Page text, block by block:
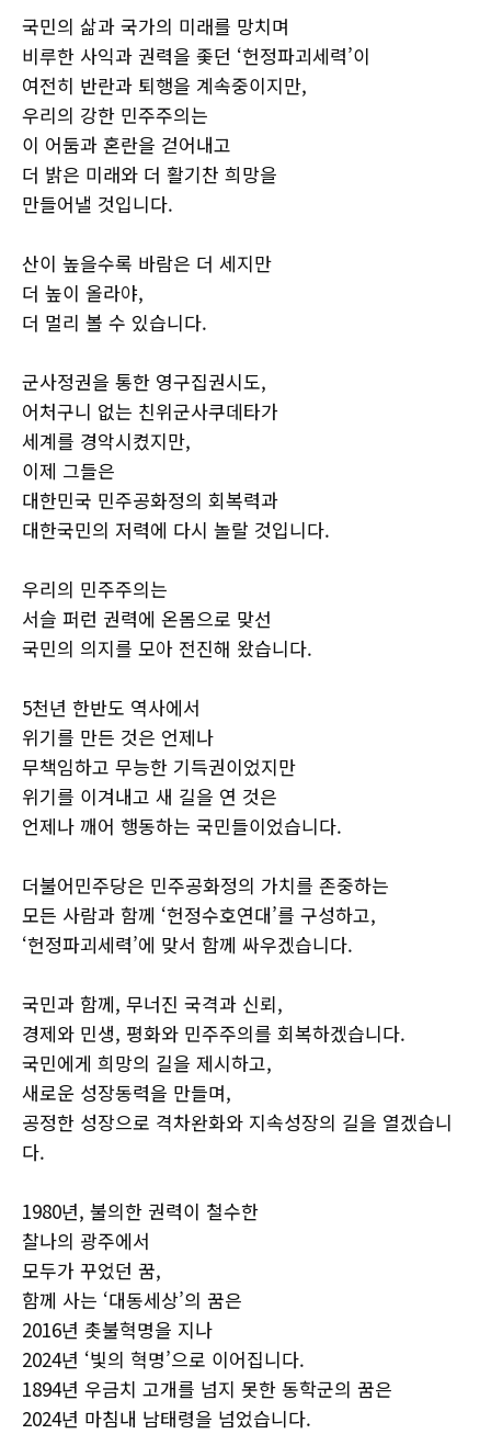
국민의 삶과 국가의 미래를 망치며
비루한 사익과 권력을 좇던 ‘헌정파괴세력’이
여전히 반란과 퇴행을 계속중이지만,
우리의 강한 민주주의는
이 어둠과 혼란을 걷어내고
더 밝은 미래와 더 활기찬 희망을
만들어낼 것입니다.
산이 높을수록 바람은 더 세지만
더 높이 올라야,
더 멀리 볼 수 있습니다.
군사정권을 통한 영구집권시도,
어처구니 없는 친위군사쿠데타가
세계를 경악시켰지만,
이제 그들은
대한민국 민주공화정의 회복력과
대한국민의 저력에 다시 놀랄 것입니다.
우리의 민주주의는
서슬 퍼런 권력에 온몸으로 맞선
국민의 의지를 모아 전진해 왔습니다.
5천년 한반도 역사에서
위기를 만든 것은 언제나
무책임하고 무능한 기득권이었지만
위기를 이겨내고 새 길을 연 것은
언제나 깨어 행동하는 국민들이었습니다.
더불어민주당은 민주공화정의 가치를 존중하는
모든 사람과 함께 ‘헌정수호연대’를 구성하고,
‘헌정파괴세력’에 맞서 함께 싸우겠습니다.
국민과 함께, 무너진 국격과 신뢰,
경제와 민생, 평화와 민주주의를 회복하겠습니다.
국민에게 희망의 길을 제시하고,
새로운 성장동력을 만들며,
공정한 성장으로 격차완화와 지속성장의 길을 열겠습니
다.
1980년, 불의한 권력이 철수한
찰나의 광주에서
모두가 꾸었던 꿈,
함께 사는 ‘대동세상’의 꿈은
2016년 촛불혁명을 지나
2024년 ‘빛의 혁명’으로 이어집니다.
1894년 우금치 고개를 넘지 못한 동학군의 꿈은
2024년 마침내 남태령을 넘었습니다.